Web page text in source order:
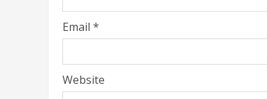
Email *
Website